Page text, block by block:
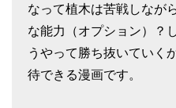
なって植木は苦戦しなが
な能力（オプション）？
うやって勝ち抜いていく
待できる漫画です。